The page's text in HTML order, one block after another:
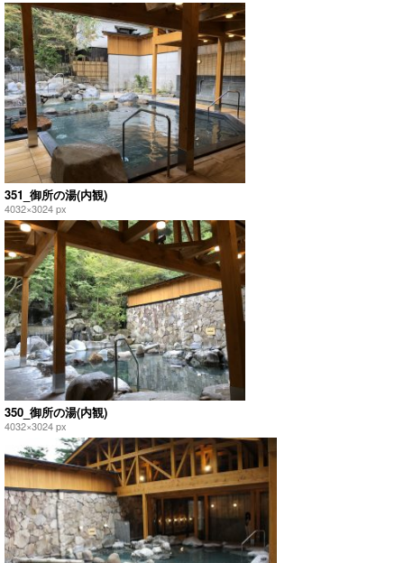
351_御所の湯(内観)
4032×3024 px
350_御所の湯(内観)
4032×3024 px